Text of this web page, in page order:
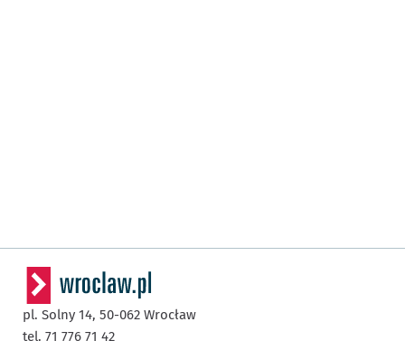
pl. Solny 14, 50-062 Wrocław
tel. 71 776 71 42